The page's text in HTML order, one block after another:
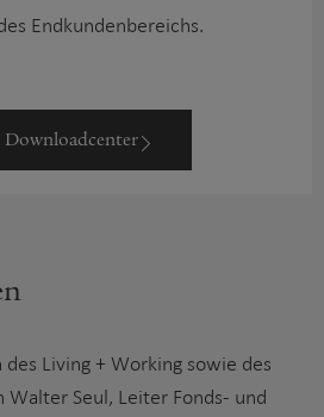
Endkundenbereichs.
Living + Working sowie des
Seul, Leiter Fonds- und